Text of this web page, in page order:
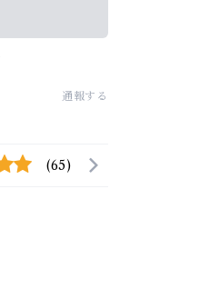
通報する
(65)